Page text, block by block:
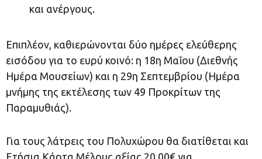
και ανέργους.
Επιπλέον, καθιερώνονται δύο ημέρες ελεύθερης
εισόδου για το ευρύ κοινό: η 18η Μαΐου (Διεθνής
Ημέρα Μουσείων) και η 29η Σεπτεμβρίου (Ημέρα
μνήμης της εκτέλεσης των 49 Προκρίτων της
Παραμυθιάς).
Για τους λάτρεις του Πολυχώρου θα διατίθεται και